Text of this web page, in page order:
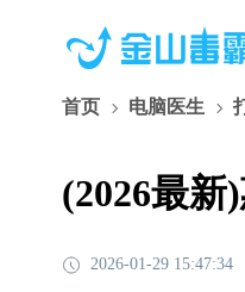
首页 电脑医生
(2026最
2026-01-29 15:47:34